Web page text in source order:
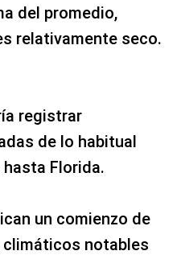
del promedio,
relativamente seco.
registrar
de lo habitual
Florida.
un comienzo de
climáticos notables